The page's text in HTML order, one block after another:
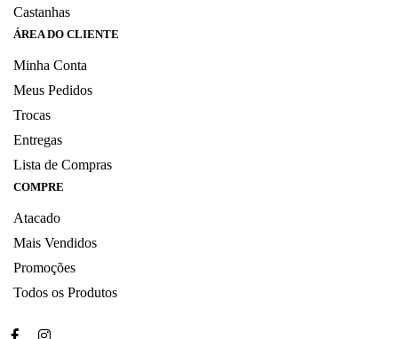
Castanhas
ÁREA DO CLIENTE
Minha Conta
Meus Pedidos
Trocas
Entregas
Lista de Compras
COMPRE
Atacado
Mais Vendidos
Promoções
Todos os Produtos